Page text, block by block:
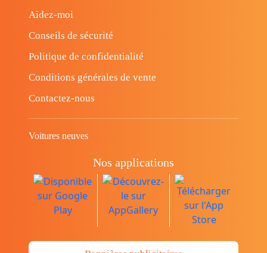
Aidez-moi
Conseils de sécurité
Politique de confidentialité
Conditions générales de vente
Contactez-nous
Voitures neuves
Nos applications